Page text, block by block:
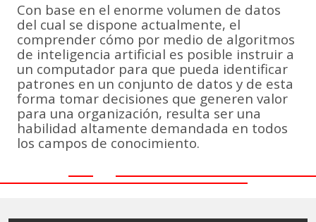
Con base en el enorme volumen de datos
del cual se dispone actualmente, el
comprender cómo por medio de algoritmos
de inteligencia artificial es posible instruir a
un computador para que pueda identificar
patrones en un conjunto de datos y de esta
forma tomar decisiones que generen valor
para una organización, resulta ser una
habilidad altamente demandada en todos
los campos de conocimiento.